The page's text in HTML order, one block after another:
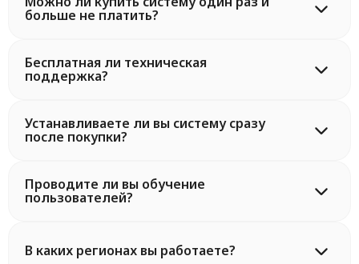
больше не платить?
Бесплатная ли техническая
поддержка?
Устанавливаете ли вы систему сразу
после покупки?
Проводите ли вы обучение
пользователей?
В каких регионах вы работаете?